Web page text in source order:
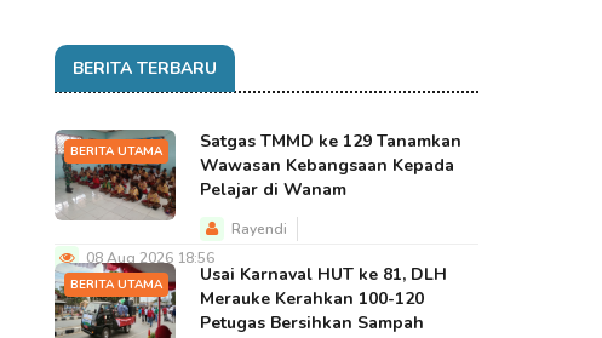
BERITA TERBARU
BERITA UTAMA
Satgas TMMD ke 129 Tanamkan
Wawasan Kebangsaan Kepada
Pelajar di Wanam
Rayendi
08 Aug 2026 18:56
BERITA UTAMA
Usai Karnaval HUT ke 81, DLH
Merauke Kerahkan 100-120
Petugas Bersihkan Sampah